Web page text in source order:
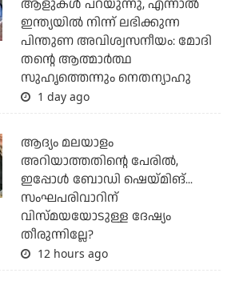
ആളുകള്‍ പറയുന്നു, എന്നാല്‍
ഇന്ത്യയില്‍ നിന്ന് ലഭിക്കുന്ന
പിന്തുണ അവിശ്വസനീയം: മോദി
തന്റെ ആത്മാര്‍ത്ഥ
സുഹൃത്തെന്നും നെതന്യാഹു
1 day ago
ആദ്യം മലയാളം
അറിയാത്തതിന്റെ പേരില്‍,
ഇപ്പോള്‍ ബോഡി ഷെയ്മിങ്...
സംഘപരിവാറിന്
വിസ്മയയോടുള്ള ദേഷ്യം
തീരുന്നില്ലേ?
12 hours ago